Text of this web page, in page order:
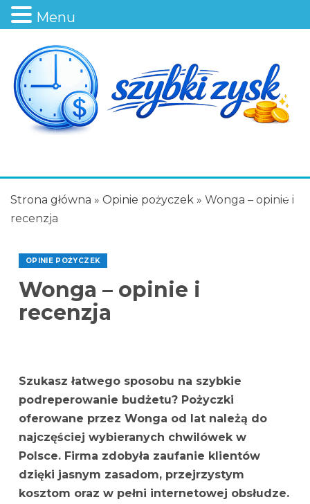
Strona główna » Opinie pożyczek » Wonga – opinie i
recenzja
OPINIE POŻYCZEK
Wonga – opinie i
recenzja
Szukasz łatwego sposobu na szybkie
podreperowanie budżetu? Pożyczki
oferowane przez Wonga od lat należą do
najczęściej wybieranych chwilówek w
Polsce. Firma zdobyła zaufanie klientów
dzięki jasnym zasadom, przejrzystym
kosztom oraz w pełni internetowej obsłudze.
Menu